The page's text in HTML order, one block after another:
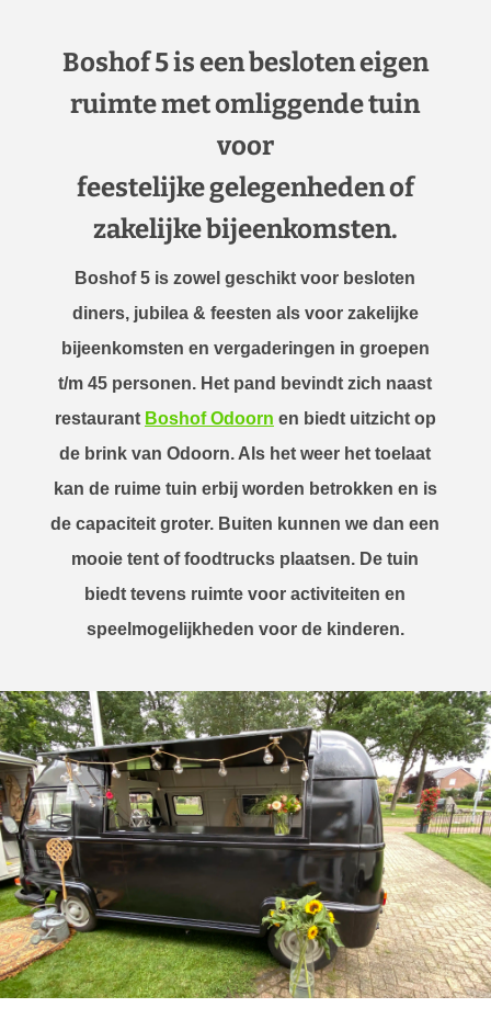
Boshof 5 is een besloten eigen
ruimte met omliggende tuin
voor
feestelijke gelegenheden of
zakelijke bijeenkomsten.
Boshof 5 is zowel geschikt voor besloten
diners, jubilea & feesten als voor zakelijke
bijeenkomsten en vergaderingen in groepen
t/m 45 personen. Het pand bevindt zich naast
restaurant Boshof Odoorn en biedt uitzicht op
de brink van Odoorn. Als het weer het toelaat
kan de ruime tuin erbij worden betrokken en is
de capaciteit groter. Buiten kunnen we dan een
mooie tent of foodtrucks plaatsen. De tuin
biedt tevens ruimte voor activiteiten en
speelmogelijkheden voor de kinderen.